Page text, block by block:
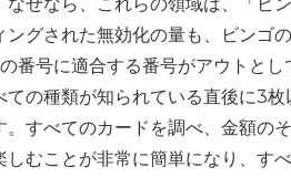
グされた無効化の量も、ビンゴ
番号に適合する番号がアウトとし
の種類が知られている直後に3
すべてのカードを調べ、金額の
むことが非常に簡単になり、す